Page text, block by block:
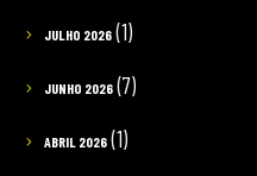
JULHO 2026(1)
JUNHO 2026(7)
ABRIL 2026(1)